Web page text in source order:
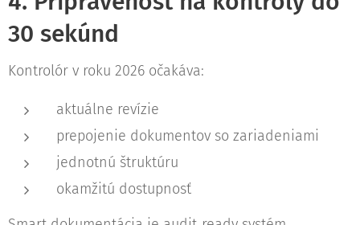
30 sekúnd
Kontrolór v roku 2026 očakáva:
aktuálne revízie
prepojenie dokumentov so zariadeniami
jednotnú štruktúru
okamžitú dostupnosť